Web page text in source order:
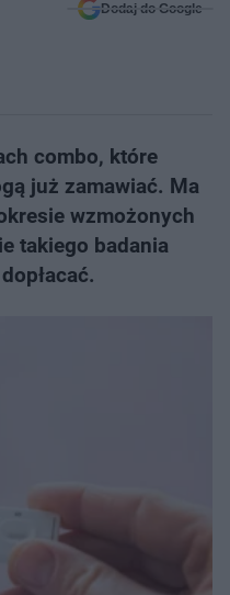
Dodaj do Google
combo, które
już zamawiać. Ma
wzmożonych
takiego badania